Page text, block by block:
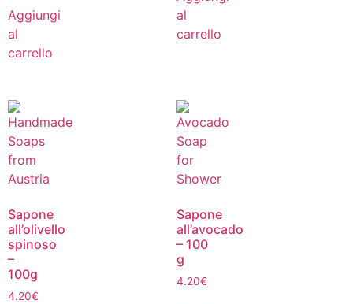
Aggiungi
al
carrello
al
carrello
Sapone
all’olivello
spinoso
–
100g
4.20€
Sapone
all’avocado
– 100
g
4.20€